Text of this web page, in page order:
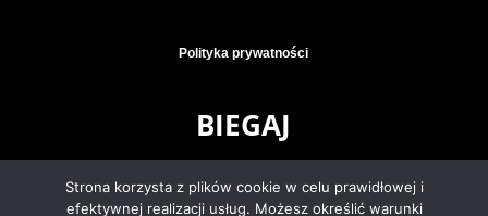
Polityka prywatności
BIEGAJ
Klauzula informacyjna
Strona korzysta z plików cookie w celu prawidłowej i
efektywnej realizacji usług. Możesz określić warunki